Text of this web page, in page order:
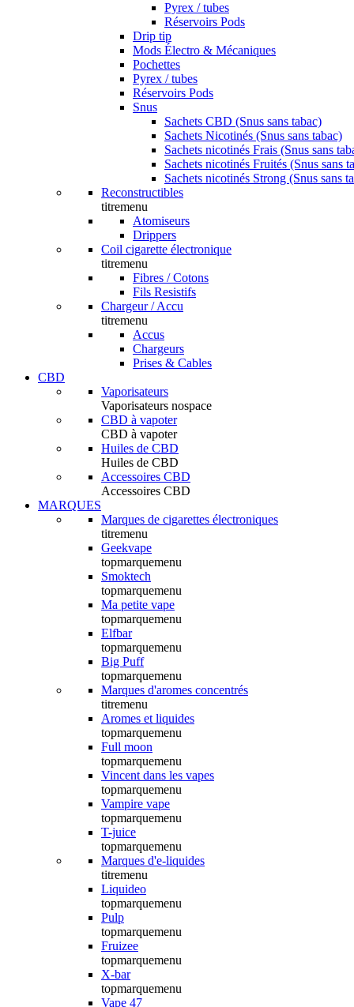
Pyrex / tubes
Réservoirs Pods
Drip tip
Mods Électro & Mécaniques
Pochettes
Pyrex / tubes
Réservoirs Pods
Snus
Sachets CBD (Snus sans tabac)
Sachets Nicotinés (Snus sans tabac)
Sachets nicotinés Frais (Snus sans
Sachets nicotinés Fruités (Snus sans
Sachets nicotinés Strong (Snus sans
Reconstructibles
titremenu
Atomiseurs
Drippers
Coil cigarette électronique
titremenu
Fibres / Cotons
Fils Resistifs
Chargeur / Accu
titremenu
Accus
Chargeurs
Prises & Cables
CBD
Vaporisateurs
Vaporisateurs nospace
CBD à vapoter
CBD à vapoter
Huiles de CBD
Huiles de CBD
Accessoires CBD
Accessoires CBD
MARQUES
Marques de cigarettes électroniques
titremenu
Geekvape
topmarquemenu
Smoktech
topmarquemenu
Ma petite vape
topmarquemenu
Elfbar
topmarquemenu
Big Puff
topmarquemenu
Marques d'aromes concentrés
titremenu
Aromes et liquides
topmarquemenu
Full moon
topmarquemenu
Vincent dans les vapes
topmarquemenu
Vampire vape
topmarquemenu
T-juice
topmarquemenu
Marques d'e-liquides
titremenu
Liquideo
topmarquemenu
Pulp
topmarquemenu
Fruizee
topmarquemenu
X-bar
topmarquemenu
Vape 47